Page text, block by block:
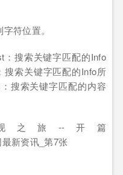
符位置。
：搜索关键字匹配的Info
搜索关键字匹配的Info所
搜索关键字匹配的内容